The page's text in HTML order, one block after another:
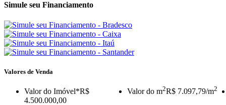
Simule seu Financiamento
Valores de Venda
Valor do Imóvel*R$
4.500.000,00
Valor do m2R$ 7.097,79/m2